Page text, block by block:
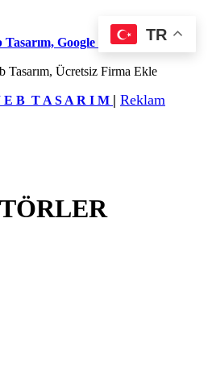
Google Seo Hizmetleri,
Tasarım, Ücretsiz Firma Ekle
E B T A S A R I M | Reklam
TR